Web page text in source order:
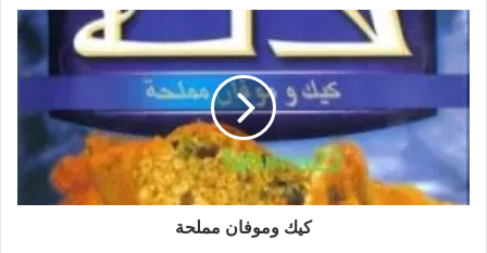
كيك وموفان مملحة